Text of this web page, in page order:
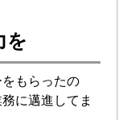
を
もらったの
に邁進してま